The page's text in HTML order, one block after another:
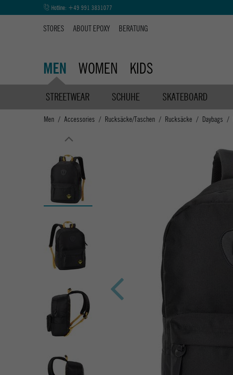
Hotline: +49 991 3831077
STORES ABOUT EPOXY BERATUNG
MEN WOMEN KIDS
STREETWEAR SCHUHE SKATEBOARD
Men Accessories Rucksäcke/Taschen Rucksäcke Daybags